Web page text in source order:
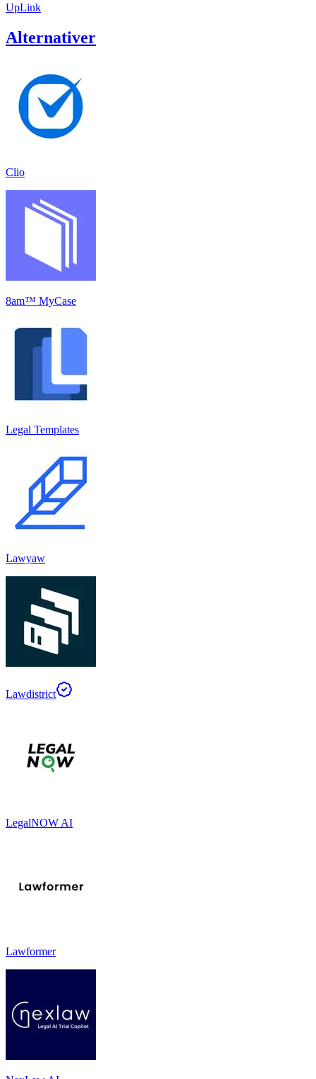
UpLink
Alternativer
Clio
8am™ MyCase
Legal Templates
Lawyaw
Lawdistrict
LegalNOW AI
Lawformer